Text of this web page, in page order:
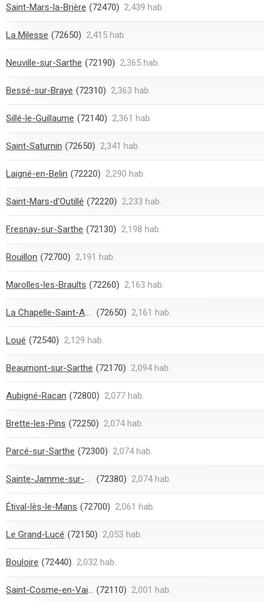
Saint-Mars-la-Brière (72470) 2,439 hab.
La Milesse (72650) 2,415 hab.
Neuville-sur-Sarthe (72190) 2,365 hab.
Bessé-sur-Braye (72310) 2,363 hab.
Sillé-le-Guillaume (72140) 2,361 hab.
Saint-Saturnin (72650) 2,341 hab.
Laigné-en-Belin (72220) 2,290 hab.
Saint-Mars-d'Outillé (72220) 2,233 hab.
Fresnay-sur-Sarthe (72130) 2,198 hab.
Rouillon (72700) 2,191 hab.
Marolles-les-Braults (72260) 2,163 hab.
La Chapelle-Saint-Aubin (72650) 2,161 hab.
Loué (72540) 2,129 hab.
Beaumont-sur-Sarthe (72170) 2,094 hab.
Aubigné-Racan (72800) 2,077 hab.
Brette-les-Pins (72250) 2,074 hab.
Parcé-sur-Sarthe (72300) 2,074 hab.
Sainte-Jamme-sur-Sarthe (72380) 2,074 hab.
Étival-lès-le-Mans (72700) 2,061 hab.
Le Grand-Lucé (72150) 2,053 hab.
Bouloire (72440) 2,032 hab.
Saint-Cosme-en-Vairais (72110) 2,001 hab.